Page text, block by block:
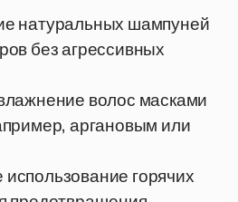
натуральных шампуней
без агрессивных
волос масками
аргановым или
горячих